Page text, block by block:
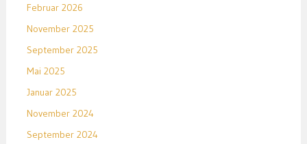
Februar 2026
November 2025
September 2025
Mai 2025
Januar 2025
November 2024
September 2024